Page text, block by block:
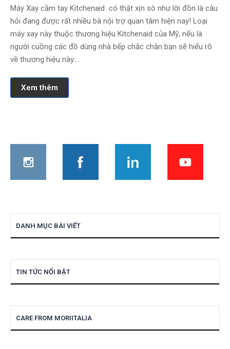
Máy Xay cầm tay Kitchenaid có thật xịn sò như lời đồn là câu
hỏi đang được rất nhiều bà nội trợ quan tâm hiện nay! Loại
máy xay này thuộc thương hiệu Kitchenaid của Mỹ, nếu là
người cuồng các đồ dùng nhà bếp chắc chắn bạn sẽ hiểu rõ
về thương hiệu này.…
Xem thêm
DANH MỤC BÀI VIẾT
TIN TỨC NỔI BẬT
CARE FROM MORIITALIA